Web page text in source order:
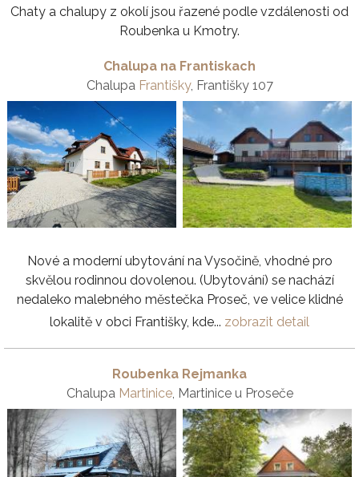
Chaty a chalupy z okolí jsou řazené podle vzdálenosti od
Roubenka u Kmotry.
Chalupa na Frantiskach
Chalupa Františky, Františky 107
Nové a moderní ubytování na Vysočině, vhodné pro
skvělou rodinnou dovolenou. (Ubytování) se nachází
nedaleko malebného městečka Proseč, ve velice klidné
lokalitě v obci Františky, kde... zobrazit detail
Roubenka Rejmanka
Chalupa Martinice, Martinice u Proseče